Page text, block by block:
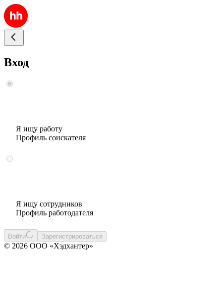
Вход
Я ищу работу
Профиль соискателя
Я ищу сотрудников
Профиль работодателя
Войти Зарегистрироваться
© 2026 ООО «Хэдхантер»